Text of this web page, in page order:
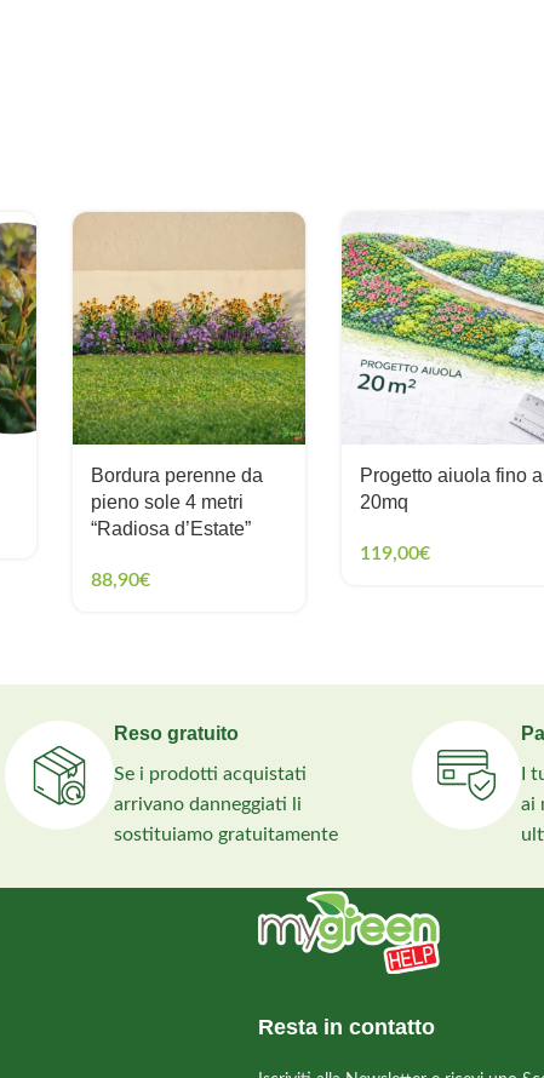
Bordura perenne da
pieno sole 4 metri
“Radiosa d’Estate”
88,90€
Progetto aiuola fino a
20mq
119,00€
Reso gratuito
Se i prodotti acquistati
arrivano danneggiati li
sostituiamo gratuitamente
I
ai
Resta in contatto